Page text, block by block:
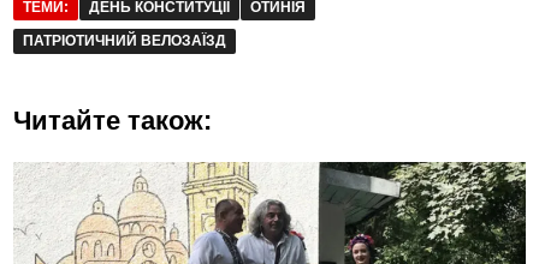
ТЕМИ: ДЕНЬ КОНСТИТУЦІЇ
ОТИНІЯ
ПАТРІОТИЧНИЙ ВЕЛОЗАЇЗД
Читайте також: